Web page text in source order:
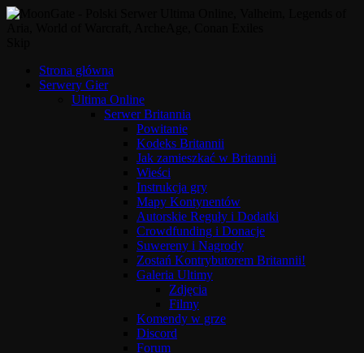
Strona główna
Serwery Gier
Ultima Online
Serwer Britannia
Powitanie
Kodeks Britannii
Jak zamieszkać w Britannii
Wieści
Instrukcja gry
Mapy Kontynentów
Autorskie Reguły i Dodatki
Crowdfunding i Donacje
Suwereny i Nagrody
Zostań Kontrybutorem Britannii!
Galeria Ultimy
Zdjęcia
Filmy
Komendy w grze
Discord
Forum